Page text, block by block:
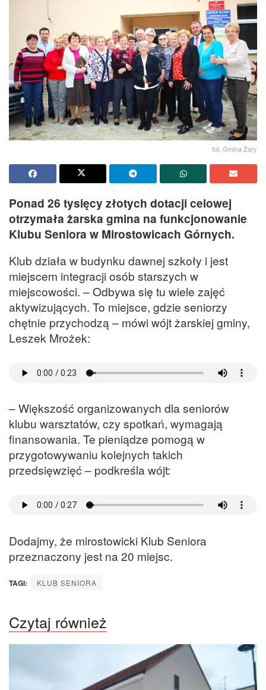
fot. Gmina Żary
Ponad 26 tysięcy złotych dotacji celowej
otrzymała żarska gmina na funkcjonowanie
Klubu Seniora w Mirostowicach Górnych.
Klub działa w budynku dawnej szkoły i jest
miejscem integracji osób starszych w
miejscowości. – Odbywa się tu wiele zajęć
aktywizujących. To miejsce, gdzie seniorzy
chętnie przychodzą – mówi wójt żarskiej gminy,
Leszek Mrożek:
– Większość organizowanych dla seniorów
klubu warsztatów, czy spotkań, wymagają
finansowania. Te pieniądze pomogą w
przygotowywaniu kolejnych takich
przedsięwzięć – podkreśla wójt:
Dodajmy, że mirostowicki Klub Seniora
przeznaczony jest na 20 miejsc.
TAGI: KLUB SENIORA
Czytaj również